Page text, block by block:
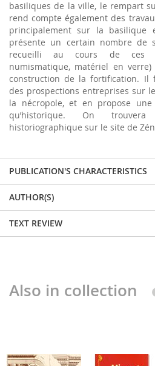
basiliques de la ville, le rempart
rend compte également des
principalement sur la
présente un certain nombre de
recueilli au cours de ces
numismatique, matériel en
construction de la fortification. Il
des prospections entreprises sur
la nécropole, et en propose
qu’historique. On
historiographique sur le site de
PUBLICATION'S CHARACTERISTICS
AUTHOR(S)
TEXT REVIEW
Also in collection